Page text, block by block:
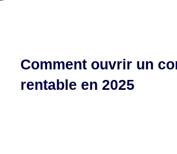
Comment ouvrir un
rentable en 2025